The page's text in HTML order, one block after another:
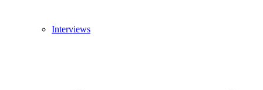
Interviews